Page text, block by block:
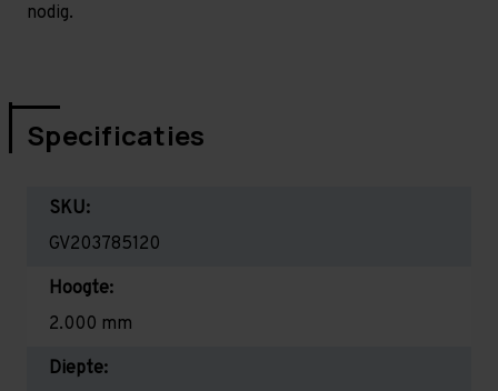
nodig.
Specificaties
SKU:
GV203785120
Hoogte:
2.000 mm
Diepte: